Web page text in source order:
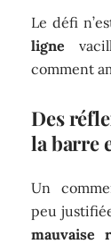
Le défi
ligne
comment
Des
la barre
Un
peu
mauvaise